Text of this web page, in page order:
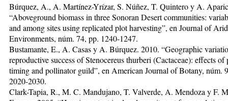
Búrquez, A., A. Martínez-Yrízar, S. Núñez, T. Quintero y A.
“Aboveground biomass in three Sonoran Desert communities:
and among sites using replicated plot harvesting”, en Journal of Arid
Environments, núm. 74, pp. 1240-1247.
Bustamante, E., A. Casas y A. Búrquez. 2010. “Geographic
reproductive success of Stenocereus thurberi (Cactaceae): effects
timing and pollinator guild”, en American Journal of Botany, núm.
2020-2030.
Clark-Tapia, R., M. C. Mandujano, T. Valverde, A. Mendoza y F.